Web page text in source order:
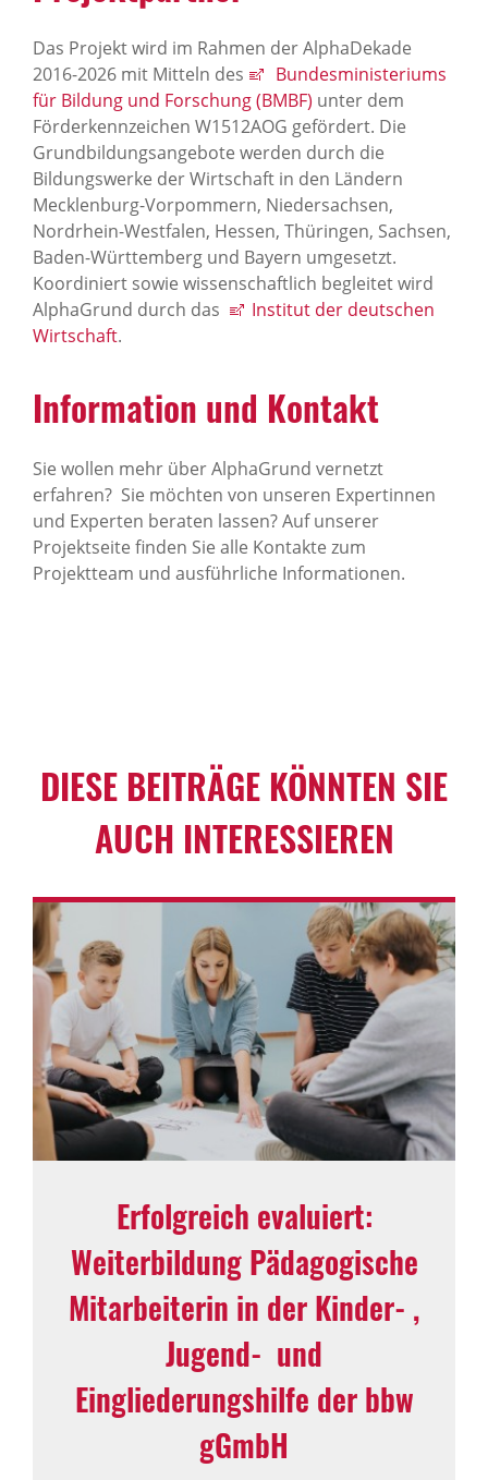
Das Projekt wird im Rahmen der AlphaDekade
2016-2026 mit Mitteln des
Bundesministeriums
für Bildung und Forschung (BMBF) unter dem
Förderkennzeichen W1512AOG gefördert. Die
Grundbildungsangebote werden durch die
Bildungswerke der Wirtschaft in den Ländern
Mecklenburg-Vorpommern, Niedersachsen,
Nordrhein-Westfalen, Hessen, Thüringen, Sachsen,
Baden-Württemberg und Bayern umgesetzt.
Koordiniert sowie wissenschaftlich begleitet wird
AlphaGrund durch das
Institut der deutschen
Wirtschaft.
Information und Kontakt
Sie wollen mehr über AlphaGrund vernetzt
erfahren? Sie möchten von unseren Expertinnen
und Experten beraten lassen? Auf unserer
Projektseite finden Sie alle Kontakte zum
Projektteam und ausführliche Informationen.
DIESE BEITRÄGE KÖNNTEN SIE
AUCH INTERESSIEREN
Erfolgreich evaluiert:
Weiterbildung Pädagogische
Mitarbeiterin in der Kinder‑,
Jugend‑ und
Eingliederungshilfe der bbw
gGmbH